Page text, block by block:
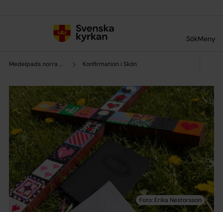
SökMeny
Medelpads norra pastorat Konfirmation i Skön